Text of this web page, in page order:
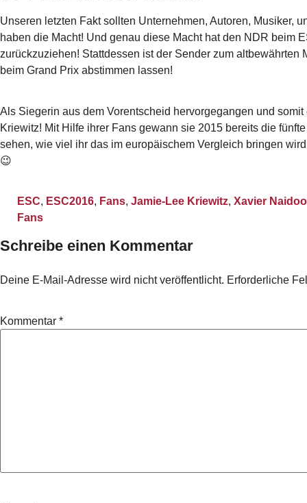
Unseren letzten Fakt sollten Unternehmen, Autoren, Musiker,
haben die Macht! Und genau diese Macht hat den NDR beim
zurückzuziehen! Stattdessen ist der Sender zum
beim Grand Prix abstimmen lassen!
Als Siegerin aus dem Vorentscheid hervorgegangen und
Kriewitz! Mit Hilfe ihrer Fans gewann sie 2015 bereits die
sehen, wie viel ihr das im europäischem Vergleich bringen
😉
ESC, ESC2016, Fans, Jamie-Lee Kriewitz, Xavier Naidoo
Fans
Schreibe einen Kommentar
Deine E-Mail-Adresse wird nicht veröffentlicht. Erforderliche
Kommentar *